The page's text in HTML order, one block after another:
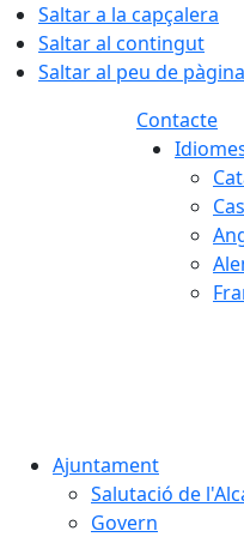
Saltar a la capçalera
Saltar al contingut
Saltar al peu de pàgina
Contacte
Ajuntament
Salutació de
Govern